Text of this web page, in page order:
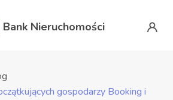
Bank Nieruchomości
gospodarzy Booking i